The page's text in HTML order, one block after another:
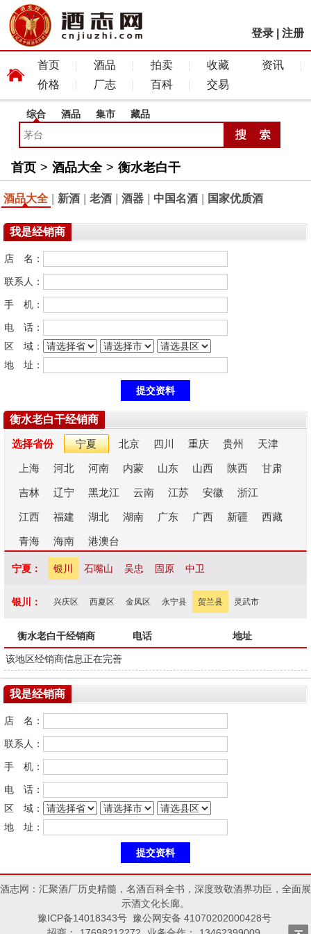
登录 注册
首页 酒品 拍卖 收藏
资讯
价格
厂志 百科 交易
综合 酒品 集市 藏品
首页 > 酒品大全 > 衡水老白干
酒品大全 新酒 老酒 酒器 中国名酒 国家优质酒
我是经销商
店 名：
联系人：
手 机：
电 话：
区 域：
地 址：
衡水老白干经销商
选择省份 宁夏 北京 四川 重庆 贵州 天津
上海 河北 河南 内蒙 山东 山西 陕西 甘肃
吉林 辽宁 黑龙江 云南 江苏 安徽 浙江
江西 福建 湖北 湖南 广东 广西 新疆 西藏
青海 海南 港澳台
宁夏： 银川 石嘴山 吴忠 固原 中卫
银川： 兴庆区 西夏区 金凤区 永宁县 贺兰县 灵武市
衡水老白干经销商 电话 地址
该地区经销商信息正在完善
我是经销商
店 名：
联系人：
手 机：
电 话：
区 域：
地 址：
酒志网：汇聚酒厂历史精髓，名酒百科全书，深度致敬酒界功臣，全面展
示酒文化长廊。
豫ICP备14018343号 豫公网安备 41070202000428号